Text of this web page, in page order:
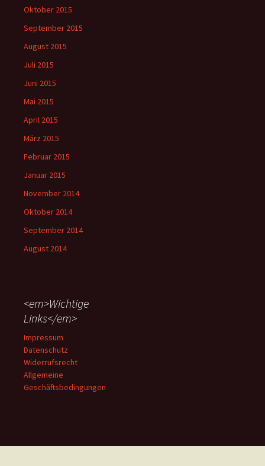
Oktober 2015
September 2015
August 2015
Juli 2015
Juni 2015
Mai 2015
April 2015
März 2015
Februar 2015
Januar 2015
November 2014
Oktober 2014
September 2014
August 2014
<em>Wichtige
Links</em>
Impressum
Datenschutz
Widerrufsrecht
Allgemeine
Geschäftsbedingungen